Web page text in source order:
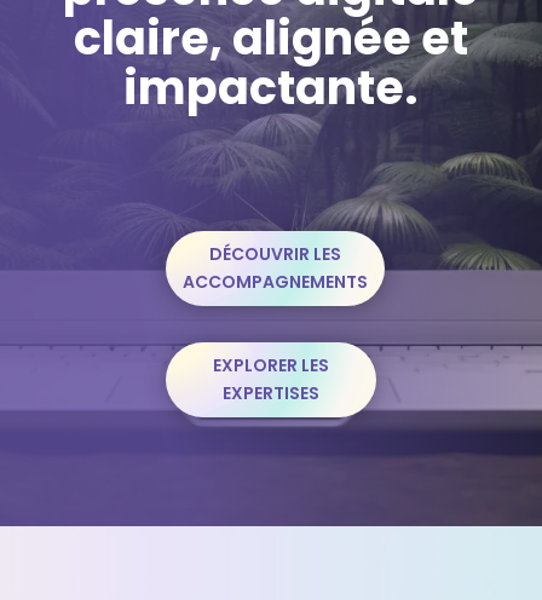
claire, alignée et
impactante.
DÉCOUVRIR LES
ACCOMPAGNEMENTS
EXPLORER LES
EXPERTISES